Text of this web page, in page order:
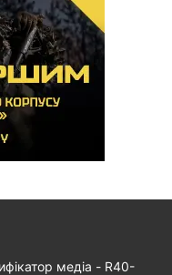
медіа - R40-